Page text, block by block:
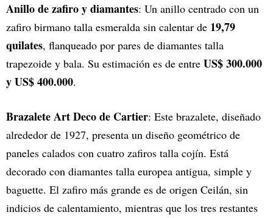
Anillo de zafiro y diamantes: Un anillo centrado con un
zafiro birmano talla esmeralda sin calentar de 19,79
quilates, flanqueado por pares de diamantes talla
trapezoide y bala. Su estimación es de entre US$ 300.000
y US$ 400.000.
Brazalete Art Deco de Cartier: Este brazalete, diseñado
alrededor de 1927, presenta un diseño geométrico de
paneles calados con cuatro zafiros talla cojín. Está
decorado con diamantes talla europea antigua, simple y
baguette. El zafiro más grande es de origen Ceilán, sin
indicios de calentamiento, mientras que los tres restantes